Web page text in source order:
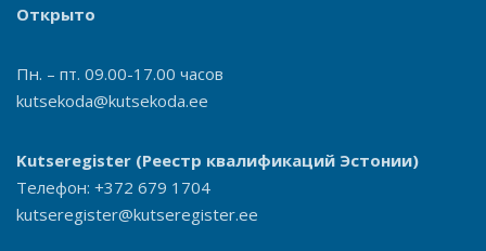
Открыто
Пн. – пт. 09.00-17.00 часов
kutsekoda@kutsekoda.ee
Kutseregister (Реестр квалификаций Эстонии)
Телефон: +372 679 1704
kutseregister@kutseregister.ee